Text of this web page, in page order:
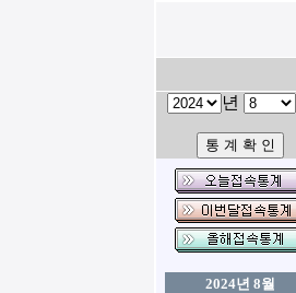
년
2024년 8월